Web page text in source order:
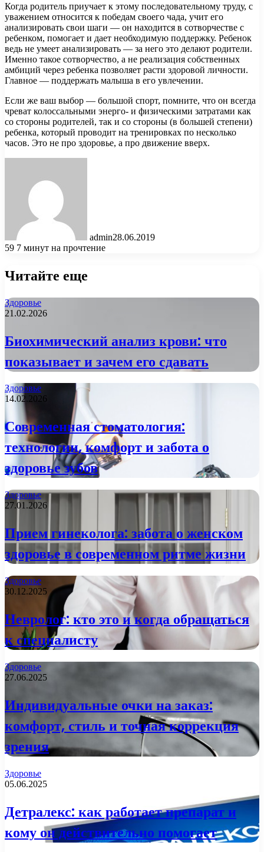
Когда родитель приучает к этому последовательному труду, с
уважением относится к победам своего чада, учит его
анализировать свои шаги — он находится в сотворчестве с
ребенком, помогает и дает необходимую поддержку. Ребенок
ведь не умеет анализировать — за него это делают родители.
Именно такое сотворчество, а не реализация собственных
амбиций через ребенка позволяет расти здоровой личности.
Главное — поддержать малыша в его увлечении.
Если же ваш выбор — большой спорт, помните, что он всегда
чреват колоссальными энерго- и физическими затратами как
со стороны родителей, так и со стороны (в большей степени)
ребенка, который проводит на тренировках по несколько
часов. Это не про здоровье, а про движение вверх.
admin28.06.2019
59 7 минут на прочтение
Читайте еще
Здоровье
21.02.2026
Биохимический анализ крови: что
показывает и зачем его сдавать
Здоровье
14.02.2026
Современная стоматология:
технологии, комфорт и забота о
здоровье зубов
Здоровье
27.01.2026
Прием гинеколога: забота о женском
здоровье в современном ритме жизни
Здоровье
30.12.2025
Невролог: кто это и когда обращаться
к специалисту
Здоровье
27.06.2025
Индивидуальные очки на заказ:
комфорт, стиль и точная коррекция
зрения
Здоровье
05.06.2025
Детралекс: как работает препарат и
кому он действительно помогает